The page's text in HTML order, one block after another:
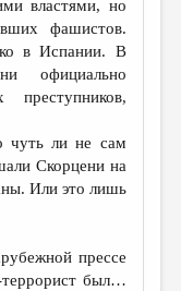
властями, но
фашистов.
в Испании. В
официально
чуть ли не сам
Скорцени на
Или это лишь
прессе
террорист был…